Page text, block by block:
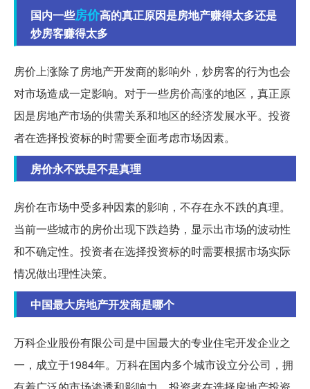
国内一些房价高的真正原因是房地产赚得太多还是
炒房客赚得太多
房价上涨除了房地产开发商的影响外，炒房客的行为也会
对市场造成一定影响。对于一些房价高涨的地区，真正原
因是房地产市场的供需关系和地区的经济发展水平。投资
者在选择投资标的时需要全面考虑市场因素。
房价永不跌是不是真理
房价在市场中受多种因素的影响，不存在永不跌的真理。
当前一些城市的房价出现下跌趋势，显示出市场的波动性
和不确定性。投资者在选择投资标的时需要根据市场实际
情况做出理性决策。
中国最大房地产开发商是哪个
万科企业股份有限公司是中国最大的专业住宅开发企业之
一，成立于1984年。万科在国内多个城市设立分公司，拥